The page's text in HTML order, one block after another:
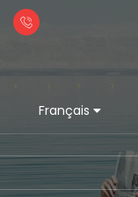
Français